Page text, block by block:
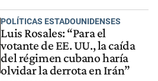
POLÍTICAS ESTADOUNIDENSES
Luis Rosales: “Para el
votante de EE. UU., la caída
del régimen cubano haría
olvidar la derrota en Irán”